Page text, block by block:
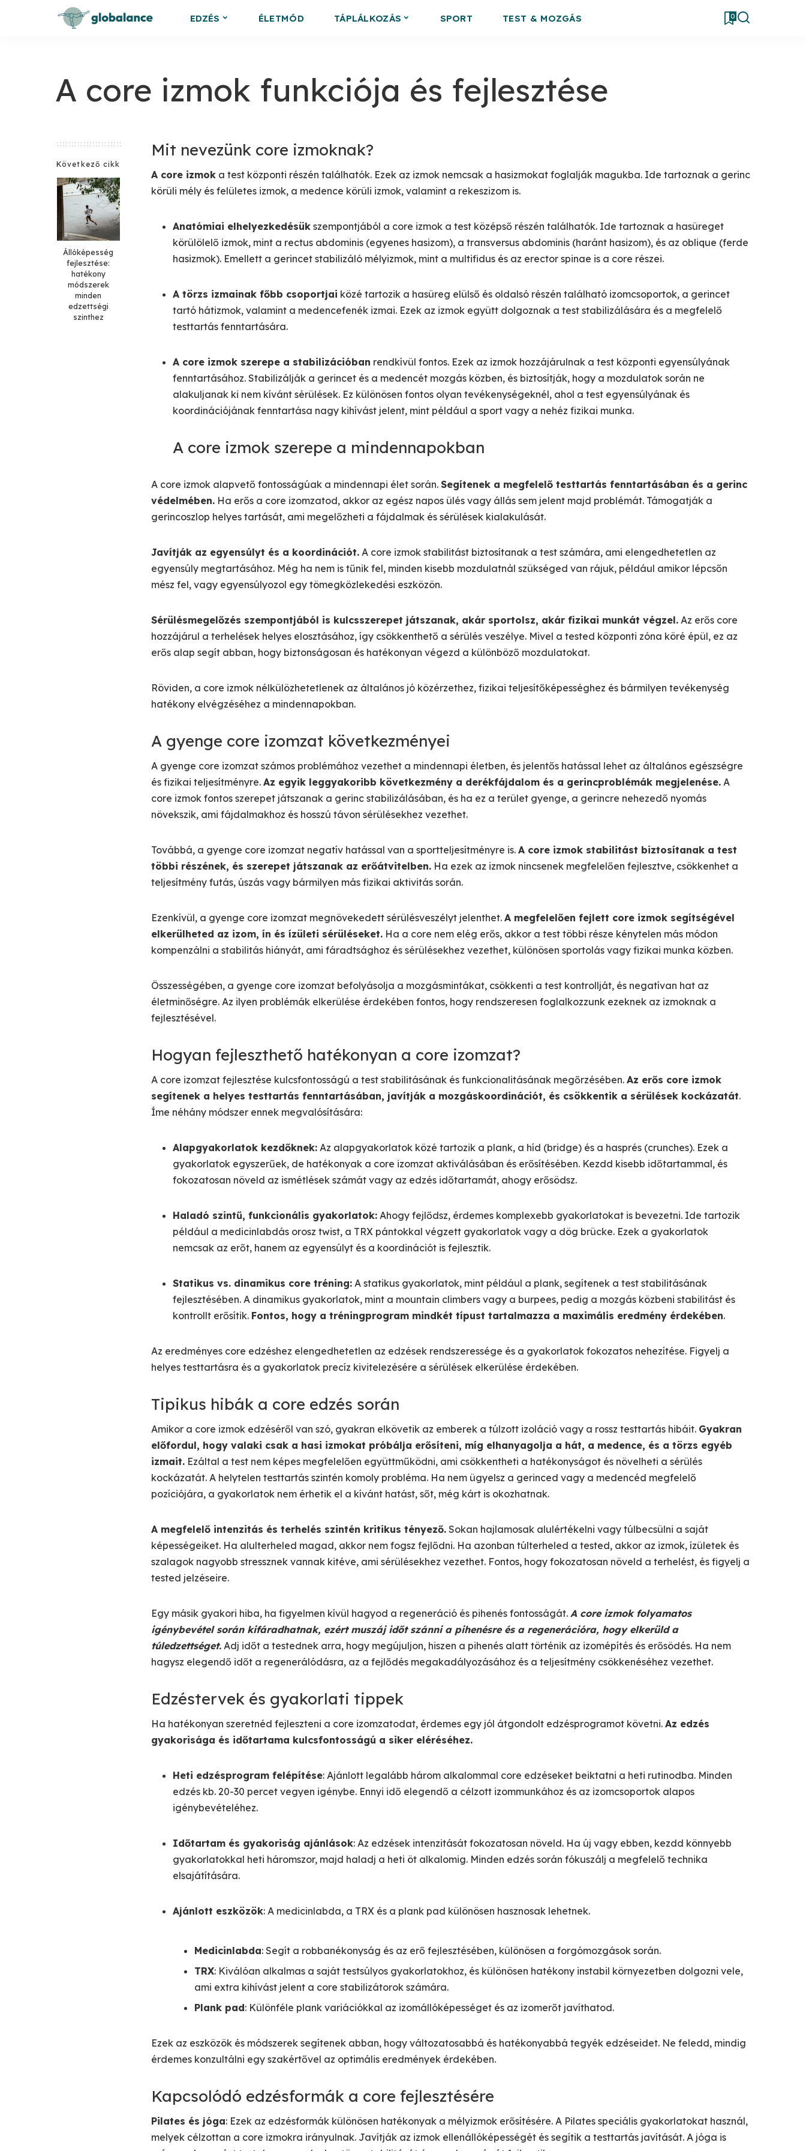
EDZÉS ÉLETMÓD TÁPLÁLKOZÁS SPORT TEST & MOZGÁS 0
A core izmok funkciója és fejlesztése
Következő cikk
Állóképesség
fejlesztése:
hatékony
módszerek
minden
edzettségi
szinthez
Mit nevezünk core izmoknak?
A core izmok a test központi részén találhatók. Ezek az izmok nemcsak a hasizmokat foglalják magukba. Ide tartoznak a gerinc
körüli mély és felületes izmok, a medence körüli izmok, valamint a rekeszizom is.
Anatómiai elhelyezkedésük szempontjából a core izmok a test középső részén találhatók. Ide tartoznak a hasüreget
körülölelő izmok, mint a rectus abdominis (egyenes hasizom), a transversus abdominis (haránt hasizom), és az oblique (ferde
hasizmok). Emellett a gerincet stabilizáló mélyizmok, mint a multifidus és az erector spinae is a core részei.
A törzs izmainak főbb csoportjai közé tartozik a hasüreg elülső és oldalsó részén található izomcsoportok, a gerincet
tartó hátizmok, valamint a medencefenék izmai. Ezek az izmok együtt dolgoznak a test stabilizálására és a megfelelő
testtartás fenntartására.
A core izmok szerepe a stabilizációban rendkívül fontos. Ezek az izmok hozzájárulnak a test központi egyensúlyának
fenntartásához. Stabilizálják a gerincet és a medencét mozgás közben, és biztosítják, hogy a mozdulatok során ne
alakuljanak ki nem kívánt sérülések. Ez különösen fontos olyan tevékenységeknél, ahol a test egyensúlyának és
koordinációjának fenntartása nagy kihívást jelent, mint például a sport vagy a nehéz fizikai munka.
A core izmok szerepe a mindennapokban
A core izmok alapvető fontosságúak a mindennapi élet során. Segítenek a megfelelő testtartás fenntartásában és a gerinc
védelmében. Ha erős a core izomzatod, akkor az egész napos ülés vagy állás sem jelent majd problémát. Támogatják a
gerincoszlop helyes tartását, ami megelőzheti a fájdalmak és sérülések kialakulását.
Javítják az egyensúlyt és a koordinációt. A core izmok stabilitást biztosítanak a test számára, ami elengedhetetlen az
egyensúly megtartásához. Még ha nem is tűnik fel, minden kisebb mozdulatnál szükséged van rájuk, például amikor lépcsőn
mész fel, vagy egyensúlyozol egy tömegközlekedési eszközön.
Sérülésmegelőzés szempontjából is kulcsszerepet játszanak, akár sportolsz, akár fizikai munkát végzel. Az erős core
hozzájárul a terhelések helyes elosztásához, így csökkenthető a sérülés veszélye. Mivel a tested központi zóna köré épül, ez az
erős alap segít abban, hogy biztonságosan és hatékonyan végezd a különböző mozdulatokat.
Röviden, a core izmok nélkülözhetetlenek az általános jó közérzethez, fizikai teljesítőképességhez és bármilyen tevékenység
hatékony elvégzéséhez a mindennapokban.
A gyenge core izomzat következményei
A gyenge core izomzat számos problémához vezethet a mindennapi életben, és jelentős hatással lehet az általános egészségre
és fizikai teljesítményre. Az egyik leggyakoribb következmény a derékfájdalom és a gerincproblémák megjelenése. A
core izmok fontos szerepet játszanak a gerinc stabilizálásában, és ha ez a terület gyenge, a gerincre nehezedő nyomás
növekszik, ami fájdalmakhoz és hosszú távon sérülésekhez vezethet.
Továbbá, a gyenge core izomzat negatív hatással van a sportteljesítményre is. A core izmok stabilitást biztosítanak a test
többi részének, és szerepet játszanak az erőátvitelben. Ha ezek az izmok nincsenek megfelelően fejlesztve, csökkenhet a
teljesítmény futás, úszás vagy bármilyen más fizikai aktivitás során.
Ezenkívül, a gyenge core izomzat megnövekedett sérülésveszélyt jelenthet. A megfelelően fejlett core izmok segítségével
elkerülheted az izom, ín és ízületi sérüléseket. Ha a core nem elég erős, akkor a test többi része kénytelen más módon
kompenzálni a stabilitás hiányát, ami fáradtsághoz és sérülésekhez vezethet, különösen sportolás vagy fizikai munka közben.
Összességében, a gyenge core izomzat befolyásolja a mozgásmintákat, csökkenti a test kontrollját, és negatívan hat az
életminőségre. Az ilyen problémák elkerülése érdekében fontos, hogy rendszeresen foglalkozzunk ezeknek az izmoknak a
fejlesztésével.
Hogyan fejleszthető hatékonyan a core izomzat?
A core izomzat fejlesztése kulcsfontosságú a test stabilitásának és funkcionalitásának megőrzésében. Az erős core izmok
segítenek a helyes testtartás fenntartásában, javítják a mozgáskoordinációt, és csökkentik a sérülések kockázatát.
Íme néhány módszer ennek megvalósítására:
Alapgyakorlatok kezdőknek: Az alapgyakorlatok közé tartozik a plank, a híd (bridge) és a hasprés (crunches). Ezek a
gyakorlatok egyszerűek, de hatékonyak a core izomzat aktiválásában és erősítésében. Kezdd kisebb időtartammal, és
fokozatosan növeld az ismétlések számát vagy az edzés időtartamát, ahogy erősödsz.
Haladó szintű, funkcionális gyakorlatok: Ahogy fejlődsz, érdemes komplexebb gyakorlatokat is bevezetni. Ide tartozik
például a medicinlabdás orosz twist, a TRX pántokkal végzett gyakorlatok vagy a dög brücke. Ezek a gyakorlatok
nemcsak az erőt, hanem az egyensúlyt és a koordinációt is fejlesztik.
Statikus vs. dinamikus core tréning: A statikus gyakorlatok, mint például a plank, segítenek a test stabilitásának
fejlesztésében. A dinamikus gyakorlatok, mint a mountain climbers vagy a burpees, pedig a mozgás közbeni stabilitást és
kontrollt erősítik. Fontos, hogy a tréningprogram mindkét típust tartalmazza a maximális eredmény érdekében.
Az eredményes core edzéshez elengedhetetlen az edzések rendszeressége és a gyakorlatok fokozatos nehezítése. Figyelj a
helyes testtartásra és a gyakorlatok precíz kivitelezésére a sérülések elkerülése érdekében.
Tipikus hibák a core edzés során
Amikor a core izmok edzéséről van szó, gyakran elkövetik az emberek a túlzott izoláció vagy a rossz testtartás hibáit. Gyakran
előfordul, hogy valaki csak a hasi izmokat próbálja erősíteni, míg elhanyagolja a hát, a medence, és a törzs egyéb
izmait. Ezáltal a test nem képes megfelelően együttműködni, ami csökkentheti a hatékonyságot és növelheti a sérülés
kockázatát. A helytelen testtartás szintén komoly probléma. Ha nem ügyelsz a gerinced vagy a medencéd megfelelő
pozíciójára, a gyakorlatok nem érhetik el a kívánt hatást, sőt, még kárt is okozhatnak.
A megfelelő intenzitás és terhelés szintén kritikus tényező. Sokan hajlamosak alulértékelni vagy túlbecsülni a saját
képességeiket. Ha alulterheled magad, akkor nem fogsz fejlődni. Ha azonban túlterheled a tested, akkor az izmok, ízületek és
szalagok nagyobb stressznek vannak kitéve, ami sérülésekhez vezethet. Fontos, hogy fokozatosan növeld a terhelést, és figyelj a
tested jelzéseire.
Egy másik gyakori hiba, ha figyelmen kívül hagyod a regeneráció és pihenés fontosságát. A core izmok folyamatos
igénybevétel során kifáradhatnak, ezért muszáj időt szánni a pihenésre és a regenerációra, hogy elkerüld a
túledzettséget. Adj időt a testednek arra, hogy megújuljon, hiszen a pihenés alatt történik az izomépítés és erősödés. Ha nem
hagysz elegendő időt a regenerálódásra, az a fejlődés megakadályozásához és a teljesítmény csökkenéséhez vezethet.
Edzéstervek és gyakorlati tippek
Ha hatékonyan szeretnéd fejleszteni a core izomzatodat, érdemes egy jól átgondolt edzésprogramot követni. Az edzés
gyakorisága és időtartama kulcsfontosságú a siker eléréséhez.
Heti edzésprogram felépítése: Ajánlott legalább három alkalommal core edzéseket beiktatni a heti rutinodba. Minden
edzés kb. 20-30 percet vegyen igénybe. Ennyi idő elegendő a célzott izommunkához és az izomcsoportok alapos
igénybevételéhez.
Időtartam és gyakoriság ajánlások: Az edzések intenzitását fokozatosan növeld. Ha új vagy ebben, kezdd könnyebb
gyakorlatokkal heti háromszor, majd haladj a heti öt alkalomig. Minden edzés során fókuszálj a megfelelő technika
elsajátítására.
Ajánlott eszközök: A medicinlabda, a TRX és a plank pad különösen hasznosak lehetnek.
Medicinlabda: Segít a robbanékonyság és az erő fejlesztésében, különösen a forgómozgások során.
TRX: Kiválóan alkalmas a saját testsúlyos gyakorlatokhoz, és különösen hatékony instabil környezetben dolgozni vele,
ami extra kihívást jelent a core stabilizátorok számára.
Plank pad: Különféle plank variációkkal az izomállóképességet és az izomerőt javíthatod.
Ezek az eszközök és módszerek segítenek abban, hogy változatosabbá és hatékonyabbá tegyék edzéseidet. Ne feledd, mindig
érdemes konzultálni egy szakértővel az optimális eredmények érdekében.
Kapcsolódó edzésformák a core fejlesztésére
Pilates és jóga: Ezek az edzésformák különösen hatékonyak a mélyizmok erősítésére. A Pilates speciális gyakorlatokat használ,
melyek célzottan a core izmokra irányulnak. Javítják az izmok ellenállóképességét és segítik a testtartás javítását. A jóga is